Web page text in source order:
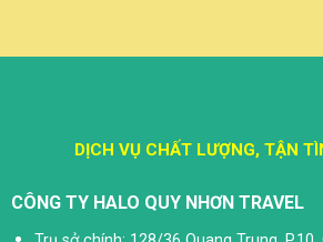
DỊCH VỤ CHẤT LƯỢNG, TẬN
CÔNG TY HALO QUY NHƠN TRAVEL